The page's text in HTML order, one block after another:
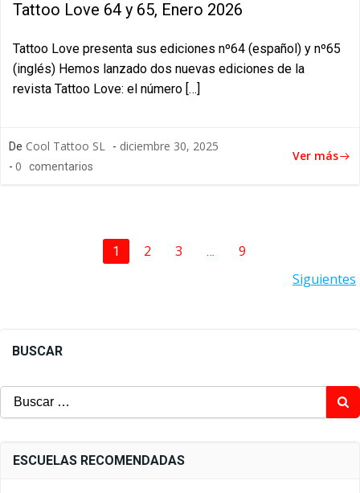
Tattoo Love 64 y 65, Enero 2026
Tattoo Love presenta sus ediciones nº64 (español) y nº65
(inglés) Hemos lanzado dos nuevas ediciones de la
revista Tattoo Love: el número […]
De Cool Tattoo SL - diciembre 30, 2025
- 0 comentarios
Ver más
NAVEGACIÓN
ENTRADAS
Página
1 Página
2 Página
3 … Página
9
LAS
ENTRADAS
Siguientes
BUSCAR
Buscar:
ESCUELAS RECOMENDADAS